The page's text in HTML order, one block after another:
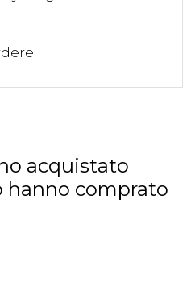
acquistato
comprato